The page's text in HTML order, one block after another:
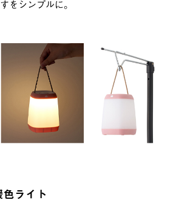
をシンプルに。
ライト